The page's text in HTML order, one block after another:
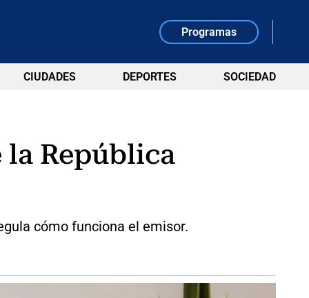
Programas
CIUDADES DEPORTES SOCIEDAD
la República
cómo funciona el emisor.